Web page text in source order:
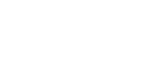
急な予定で予約をキャンセ